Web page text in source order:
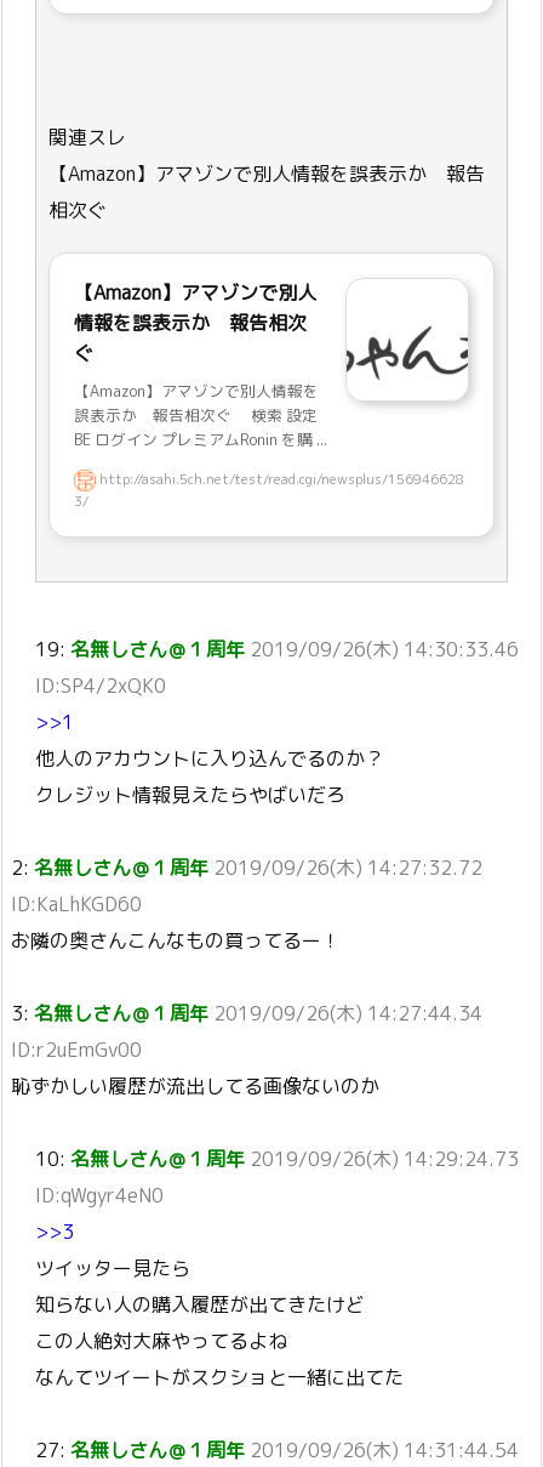
関連スレ
【Amazon】アマゾンで別人情報を誤表示か 報告
相次ぐ
【Amazon】アマゾンで別人
情報を誤表示か 報告相次
ぐ
【Amazon】アマゾンで別人情報を
誤表示か 報告相次ぐ 検索 設定
BE ログイン プレミアムRonin を購 ...
http://asahi.5ch.net/test/read.cgi/newsplus/156946628
3/
19: 名無しさん＠１周年 2019/09/26(木) 14:30:33.46
ID:SP4/2xQK0
>>1
他人のアカウントに入り込んでるのか？
クレジット情報見えたらやばいだろ
2: 名無しさん＠１周年 2019/09/26(木) 14:27:32.72
ID:KaLhKGD60
お隣の奥さんこんなもの買ってるー！
3: 名無しさん＠１周年 2019/09/26(木) 14:27:44.34
ID:r2uEmGv00
恥ずかしい履歴が流出してる画像ないのか
10: 名無しさん＠１周年 2019/09/26(木) 14:29:24.73
ID:qWgyr4eN0
>>3
ツイッター見たら
知らない人の購入履歴が出てきたけど
この人絶対大麻やってるよね
なんてツイートがスクショと一緒に出てた
27: 名無しさん＠１周年 2019/09/26(木) 14:31:44.54